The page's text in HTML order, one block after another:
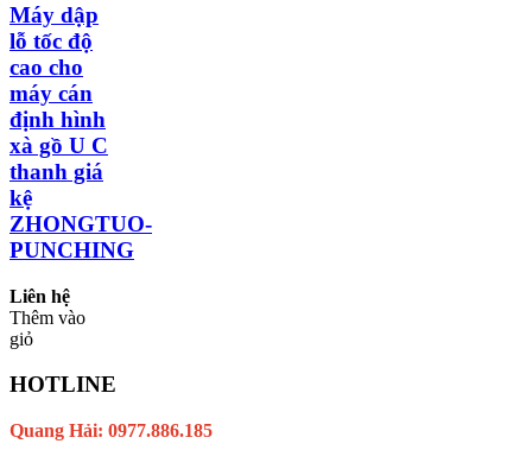
Máy dập
lỗ tốc độ
cao cho
máy cán
định hình
xà gồ U C
thanh giá
kệ
ZHONGTUO-
PUNCHING
Liên hệ
Thêm vào
giỏ
HOTLINE
Quang Hải: 0977.886.185